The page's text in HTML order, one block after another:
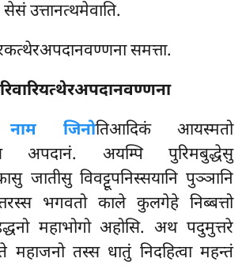
उत्तानत्थमेवाति.
समत्ता.
नाम जिनोतिआदिकं आयस्मतो
अपदानं. अयम्पि पुरिमबुद्धेसु
जातीसु विवट्टूपनिस्सयानि पुञ्ञानि
भगवतो काले कुलगेहे निब्बत्तो
महाभोगो अहोसि. अथ पदुमुत्तरे
महाजनो तस्स धातुं निदहित्वा महन्तं